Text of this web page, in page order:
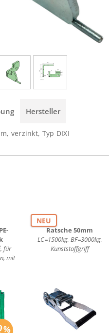
Hersteller
verzinkt, Typ DIXI
für
mit
Ratsche 50mm
LC=1500kg, BF=3000kg,
Kunststoffgriff
NEU